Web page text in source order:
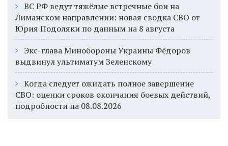
ВС РФ ведут тяжёлые встречные бои на
Лиманском направлении: новая сводка СВО от
Юрия Подоляки по данным на 8 августа
Экс-глава Минобороны Украины Фёдоров
выдвинул ультиматум Зеленскому
Когда следует ожидать полное завершение
СВО: оценки сроков окончания боевых действий,
подробности на 08.08.2026